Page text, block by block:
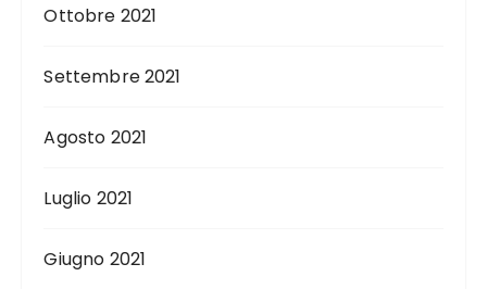
Ottobre 2021
Settembre 2021
Agosto 2021
Luglio 2021
Giugno 2021